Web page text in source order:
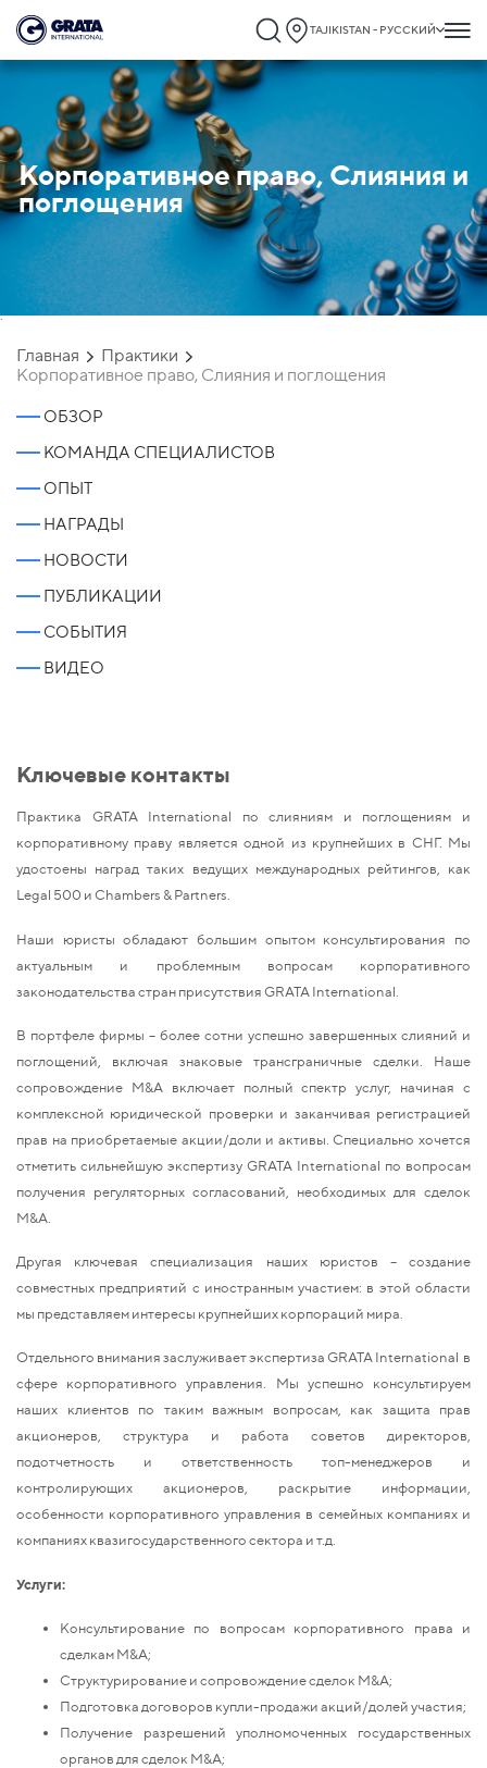
TAJIKISTAN - РУССКИЙ
Корпоративное право, Слияния и
поглощения
`
Главная
Практики
Корпоративное право, Слияния и поглощения
ОБЗОР
КОМАНДА СПЕЦИАЛИСТОВ
ОПЫТ
НАГРАДЫ
НОВОСТИ
ПУБЛИКАЦИИ
СОБЫТИЯ
ВИДЕО
Ключевые контакты
Практика GRATA International по слияниям и поглощениям и
корпоративному праву является одной из крупнейших в СНГ. Мы
удостоены наград таких ведущих международных рейтингов, как
Legal 500 и Chambers & Partners.
Наши юристы обладают большим опытом консультирования по
актуальным и проблемным вопросам корпоративного
законодательства стран присутствия GRATA International.
В портфеле фирмы – более сотни успешно завершенных слияний и
поглощений, включая знаковые трансграничные сделки. Наше
сопровождение M&A включает полный спектр услуг, начиная с
комплексной юридической проверки и заканчивая регистрацией
прав на приобретаемые акции/доли и активы. Специально хочется
отметить сильнейшую экспертизу GRATA International по вопросам
получения регуляторных согласований, необходимых для сделок
M&A.
Другая ключевая специализация наших юристов – создание
совместных предприятий с иностранным участием: в этой области
мы представляем интересы крупнейших корпораций мира.
Отдельного внимания заслуживает экспертиза GRATA International в
сфере корпоративного управления. Мы успешно консультируем
наших клиентов по таким важным вопросам, как защита прав
акционеров, структура и работа советов директоров,
подотчетность и ответственность топ-менеджеров и
контролирующих акционеров, раскрытие информации,
особенности корпоративного управления в семейных компаниях и
компаниях квазигосударственного сектора и т.д.
Услуги:
Консультирование по вопросам корпоративного права и
сделкам M&A;
Структурирование и сопровождение сделок M&A;
Подготовка договоров купли-продажи акций/долей участия;
Получение разрешений уполномоченных государственных
органов для сделок M&A;